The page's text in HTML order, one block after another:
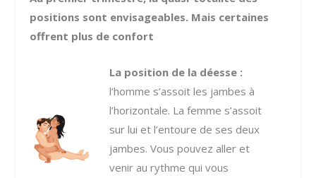
positions sont envisageables. Mais certaines
offrent plus de confort
La position de la déesse :
l’homme s’assoit les jambes à
l’horizontale. La femme s’assoit
sur lui et l’entoure de ses deux
jambes. Vous pouvez aller et
venir au rythme qui vous